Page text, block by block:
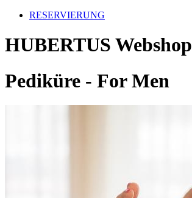
RESERVIERUNG
HUBERTUS Webshop
Pediküre - For Men